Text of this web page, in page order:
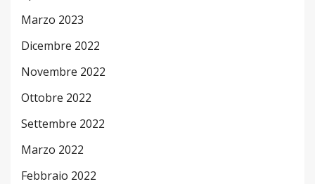
Marzo 2023
Dicembre 2022
Novembre 2022
Ottobre 2022
Settembre 2022
Marzo 2022
Febbraio 2022